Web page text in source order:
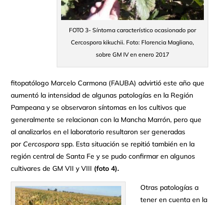
FOTO 3- Síntoma característico ocasionado por
Cercospora kikuchii. Foto: Florencia Magliano,
sobre GM IV en enero 2017
fitopatólogo Marcelo Carmona (FAUBA) advirtió este año que
aumentó la intensidad de algunas patologías en la Región
Pampeana y se observaron síntomas en los cultivos que
generalmente se relacionan con la Mancha Marrón, pero que
al analizarlos en el laboratorio resultaron ser generadas
por Cercospora spp. Esta situación se repitió también en la
región central de Santa Fe y se pudo confirmar en algunos
cultivares de GM VII y VIII (foto 4).
Otras patologías a
tener en cuenta en la